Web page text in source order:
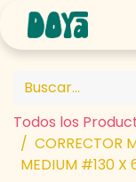
Todos los
CORRECTOR
MEDIUM #130 X